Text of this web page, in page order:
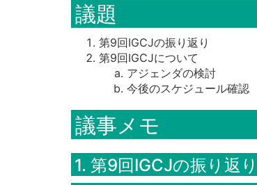
議題
第9回IGCJの振り返り
第9回IGCJについて
アジェンダの検討
今後のスケジュール確認
議事メモ
1. 第9回IGCJの振り返り